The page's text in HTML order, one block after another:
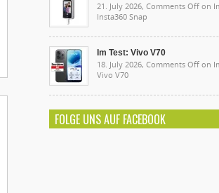
21. July 2026, Comments Off on
Insta360 Snap
Im Test: Vivo V70
18. July 2026, Comments Off on
Vivo V70
FOLGE UNS AUF FACEBOOK